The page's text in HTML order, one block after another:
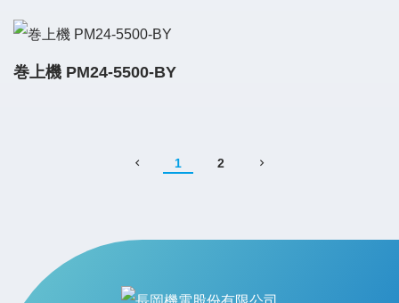
巻上機 PM24-5500-BY
1 2